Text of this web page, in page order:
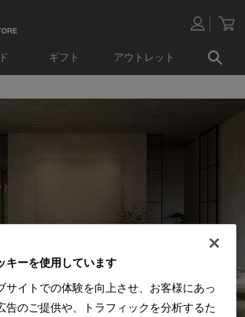
ギフト アウトレット
キーを使用しています
サイトでの体験を向上させ、お客様にあっ
告のご提供や、トラフィックを分析するた